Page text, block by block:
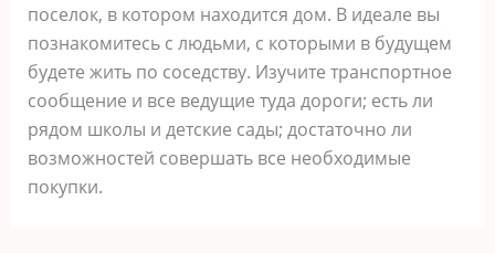
поселок, в котором находится дом. В идеале вы
познакомитесь с людьми, с которыми в будущем
будете жить по соседству. Изучите транспортное
сообщение и все ведущие туда дороги; есть ли
рядом школы и детские сады; достаточно ли
возможностей совершать все необходимые
покупки.